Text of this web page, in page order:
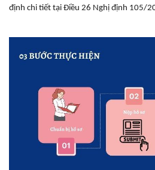
định chi tiết tại Điều 26 Nghị định 105/